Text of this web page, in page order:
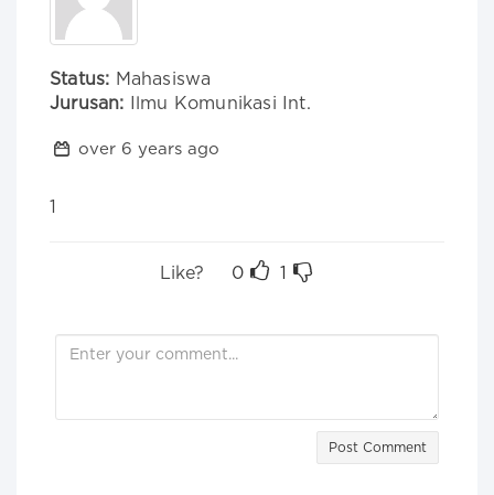
Status: Mahasiswa
Jurusan: Ilmu Komunikasi Int.
over 6 years ago
1
Like? 0 1
Post Comment